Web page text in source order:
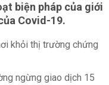
biện pháp của giới
Covid-19.
khỏi thị trường chứng
ngừng giao dịch 15